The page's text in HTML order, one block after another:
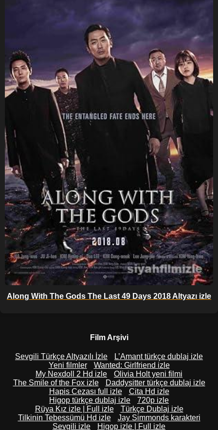
Along With The Gods The Last 49 Days 2018 Altyazı izle
Film Arşivi
Sevgili Türkçe Altyazılı İzle
L’Amant türkçe dublaj izle
Yeni filmler
Wanted: Girlfriend izle
My Nexdoll 2 Hd izle
Olivia Holt yeni filmi
The Smile of the Fox izle
Daddysitter türkçe dublaj izle
Hapis Cezası full izle
Cita Hd izle
Higop türkçe dublaj izle
720p izle
Rüya Kız izle | Full izle
Türkçe Dublaj izle
Tilkinin Tebessümü Hd izle
Jay Simmonds karakteri
Sevgili izle
Higop izle | Full izle